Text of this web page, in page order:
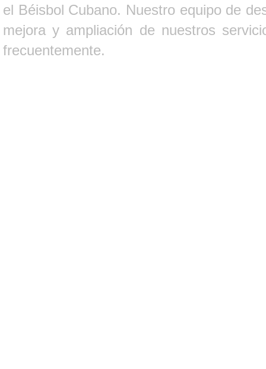
el Béisbol Cubano. Nuestro equipo de
mejora y ampliación de nuestros
frecuentemente.